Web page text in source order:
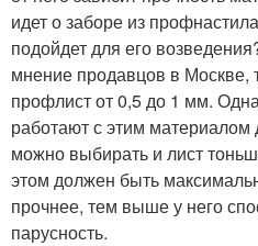
идет о заборе из
подойдет для его
мнение продавцов в Москве,
профлист от 0,5 до 1 мм.
работают с этим материалом
можно выбирать и лист
этом должен быть
прочнее, тем выше у него
парусность.